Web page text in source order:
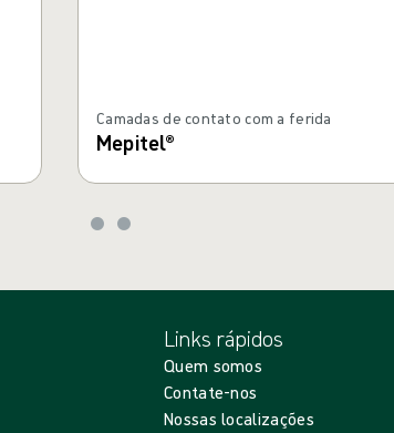
Camadas de contato com a ferida
Mepitel®
Links rápidos
Quem somos
Contate-nos
Nossas localizações